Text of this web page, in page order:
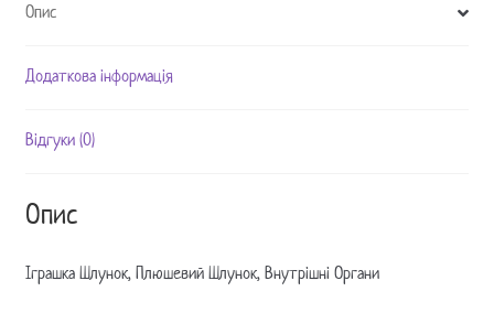
Опис
Додаткова інформація
Відгуки (0)
Опис
Іграшка Шлунок, Плюшевий Шлунок, Внутрішні Органи